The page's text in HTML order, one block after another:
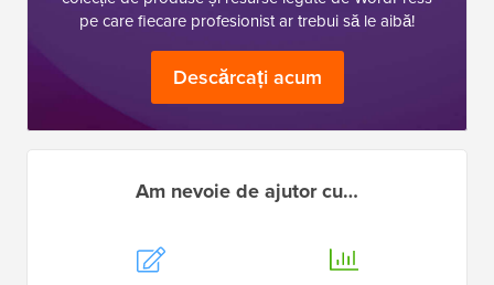
pe care fiecare profesionist ar trebui să le aibă!
Descărcați acum
Am nevoie de ajutor cu…